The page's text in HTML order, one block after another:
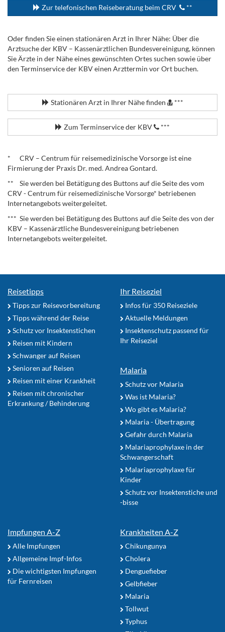
Zur telefonischen Reiseberatung beim CRV **
Oder finden Sie einen stationären Arzt in Ihrer Nähe: Über die
Arztsuche der KBV – Kassenärztlichen Bundesvereinigung, können
Sie Ärzte in der Nähe eines gewünschten Ortes suchen sowie über
den Terminservice der KBV einen Arzttermin vor Ort buchen.
Stationären Arzt in Ihrer Nähe finden ***
Zum Terminservice der KBV ***
* CRV – Centrum für reisemedizinische Vorsorge ist eine
Firmierung der Praxis Dr. med. Andrea Gontard.
** Sie werden bei Betätigung des Buttons auf die Seite des vom
CRV - Centrum für reisemedizinische Vorsorge* betriebenen
Internetangebots weitergeleitet.
*** Sie werden bei Betätigung des Buttons auf die Seite des von der
KBV – Kassenärztliche Bundesvereinigung betriebenen
Internetangebots weitergeleitet.
Reisetipps
Tipps zur Reisevorbereitung
Tipps während der Reise
Schutz vor Insektenstichen
Reisen mit Kindern
Schwanger auf Reisen
Senioren auf Reisen
Reisen mit einer Krankheit
Reisen mit chronischer
Erkrankung / Behinderung
Ihr Reiseziel
Infos für 350 Reiseziele
Aktuelle Meldungen
Insektenschutz passend für
Ihr Reiseziel
Malaria
Schutz vor Malaria
Was ist Malaria?
Wo gibt es Malaria?
Malaria - Übertragung
Gefahr durch Malaria
Malariaprophylaxe in der
Schwangerschaft
Malariaprophylaxe für
Kinder
Schutz vor Insektenstiche und
-bisse
Impfungen A-Z
Alle Impfungen
Allgemeine Impf-Infos
Die wichtigsten Impfungen
für Fernreisen
Krankheiten A-Z
Chikungunya
Cholera
Denguefieber
Gelbfieber
Malaria
Tollwut
Typhus